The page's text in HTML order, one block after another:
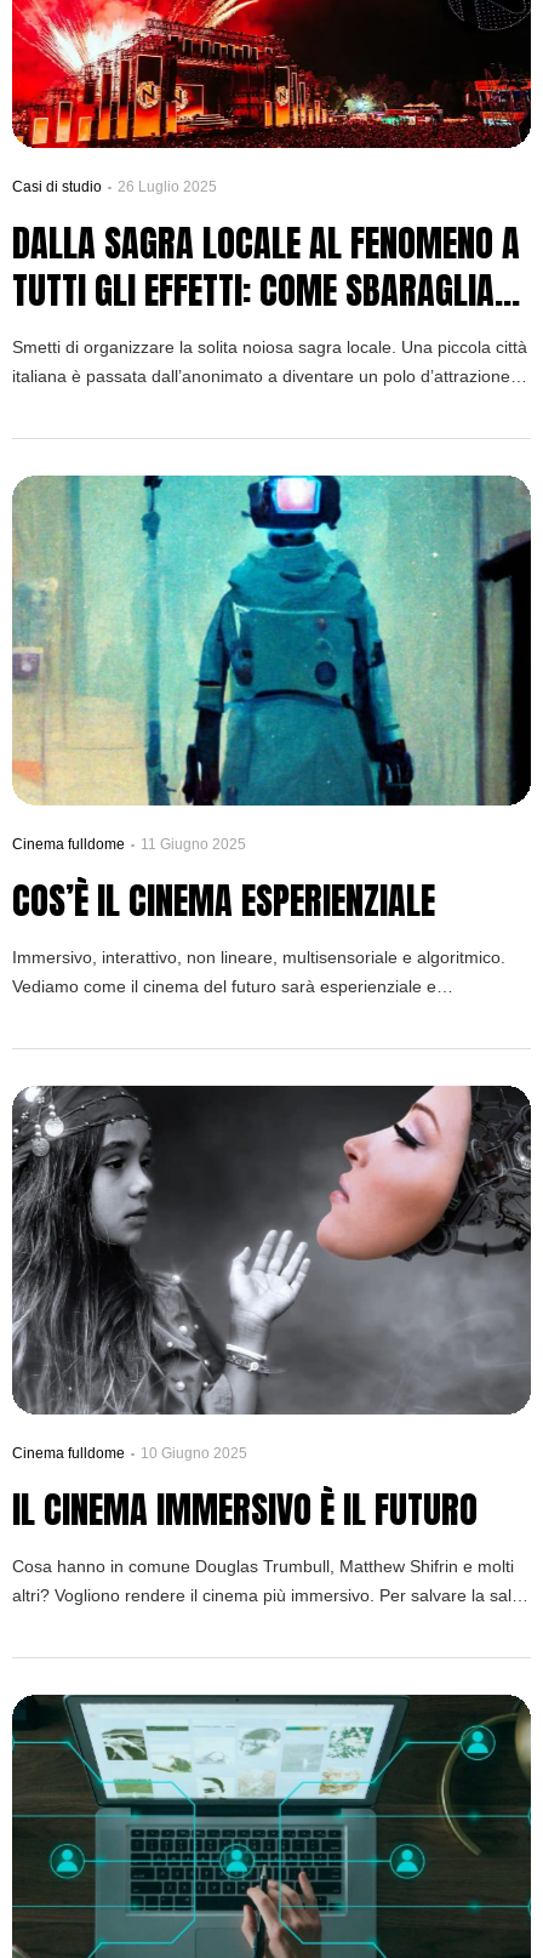
Casi di studio 26 Luglio 2025
DALLA SAGRA LOCALE AL FENOMENO A
TUTTI GLI EFFETTI: COME SBARAGLIARE
LA CONCORRENZA E ATTRARRE
100.000 VISITATORI. IL CASE STUDY
DEL NAMELESS FESTIVAL
Smetti di organizzare la solita noiosa sagra locale. Una piccola città
italiana è passata dall’anonimato a diventare un polo d’attrazione
Nameless Festival. Analizziamo questo potente Case study per
a favore della creazione di una categoria di eventi completamente
nuova. Ecco come puoi farlo anche tu.
Cinema fulldome 11 Giugno 2025
COS’È IL CINEMA ESPERIENZIALE
Immersivo, interattivo, non lineare, multisensoriale e algoritmico.
Vediamo come il cinema del futuro sarà esperienziale e
Cinema fulldome 10 Giugno 2025
IL CINEMA IMMERSIVO È IL FUTURO
Cosa hanno in comune Douglas Trumbull, Matthew Shifrin e molti
altri? Vogliono rendere il cinema più immersivo. Per salvare la sala